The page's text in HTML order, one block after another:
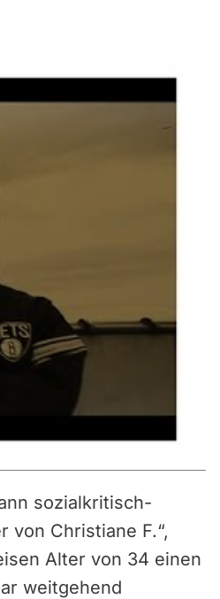
sozialkritisch-
von Christiane F.“,
Alter von 34 einen
weitgehend